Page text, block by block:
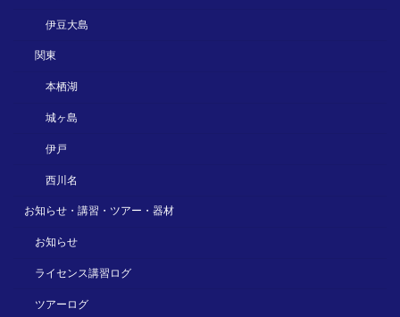
伊豆大島
関東
本栖湖
城ヶ島
伊戸
西川名
お知らせ・講習・ツアー・器材
お知らせ
ライセンス講習ログ
ツアーログ